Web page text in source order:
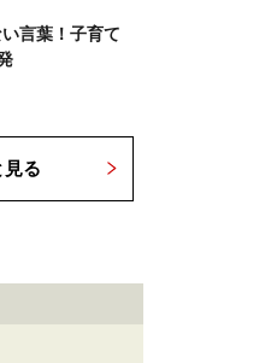
言葉！子育て
見る